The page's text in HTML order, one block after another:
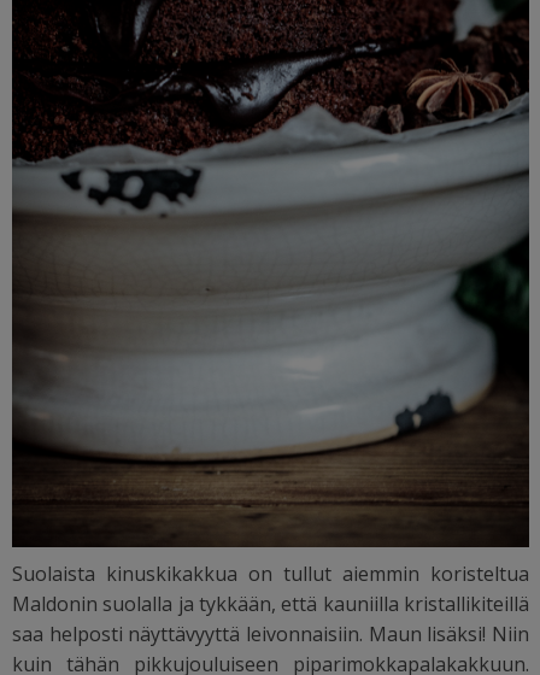
Suolaista kinuskikakkua on tullut aiemmin koristeltua
Maldonin suolalla ja tykkään, että kauniilla kristallikiteillä
saa helposti näyttävyyttä leivonnaisiin. Maun lisäksi! Niin
kuin tähän pikkujouluiseen piparimokkapalakakkuun.